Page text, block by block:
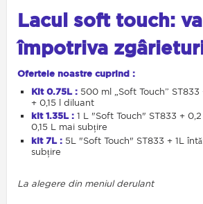
Lacul soft touch:
împotriva
Ofertele noastre cuprind :
Kit 0.75L : 500 ml „Soft Touch”
+ 0,15 l diluant
kit 1.35L : 1 L "Soft Touch" ST833 +
0,15 L mai subțire
kit 7L : 5L "Soft Touch" ST833 + 1L
subțire
La alegere din meniul derulant